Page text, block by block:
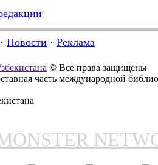
· Новости · Реклама
© Все права защищены
часть международной